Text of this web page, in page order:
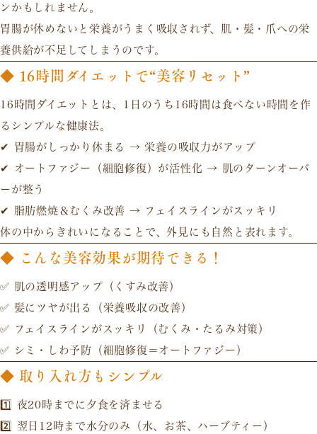
ン かもしれません。
胃腸が休めないと栄養がうまく吸収されず、 肌・髪・爪への栄
養供給が不足 してしまうのです。
◆ 16時間ダイエットで“美容リセット”
16時間ダイエットとは、
1日のうち16時間は食べない時間を作
るシンプルな健康法。
✔
胃腸がしっかり休まる
→ 栄養の吸収力がアップ
✔
オートファジー（細胞修復）が活性化 → 肌のターンオーバ
ーが整う
✔ 脂肪燃焼＆むくみ改善 → フェイスラインがスッキリ
体の中からきれいになることで、外見にも自然と表れます。
◆ こんな美容効果が期待できる！
✅ 肌の透明感アップ （くすみ改善）
✅ 髪にツヤが出る
（栄養吸収の改善）
✅ フェイスラインがスッキリ
（むくみ・たるみ対策）
✅ シミ・しわ予防 （細胞修復＝オートファジー）
◆ 取り入れ方もシンプル
1️⃣ 夜20時までに夕食を済ませる
2️⃣ 翌日12時まで水分のみ（水、お茶、ハーブティー）